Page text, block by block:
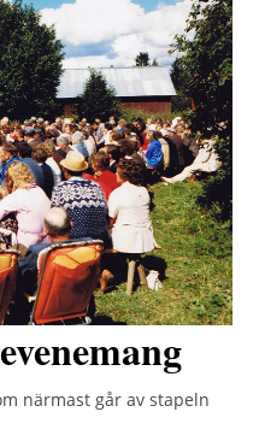
närmast går av stapeln